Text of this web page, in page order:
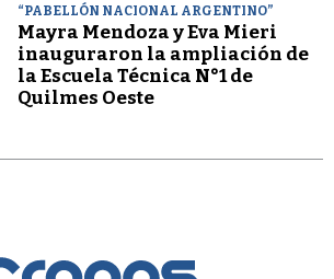
“PABELLÓN NACIONAL ARGENTINO”
Mayra Mendoza y Eva Mieri
inauguraron la ampliación de
la Escuela Técnica N°1 de
Quilmes Oeste